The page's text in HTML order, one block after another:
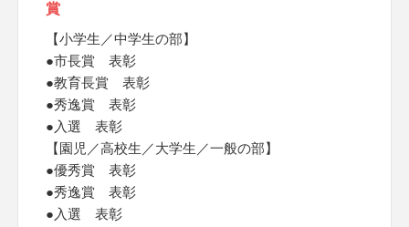
賞
【小学生／中学生の部】
●市長賞 表彰
●教育長賞 表彰
●秀逸賞 表彰
●入選 表彰
【園児／高校生／大学生／一般の部】
●優秀賞 表彰
●秀逸賞 表彰
●入選 表彰